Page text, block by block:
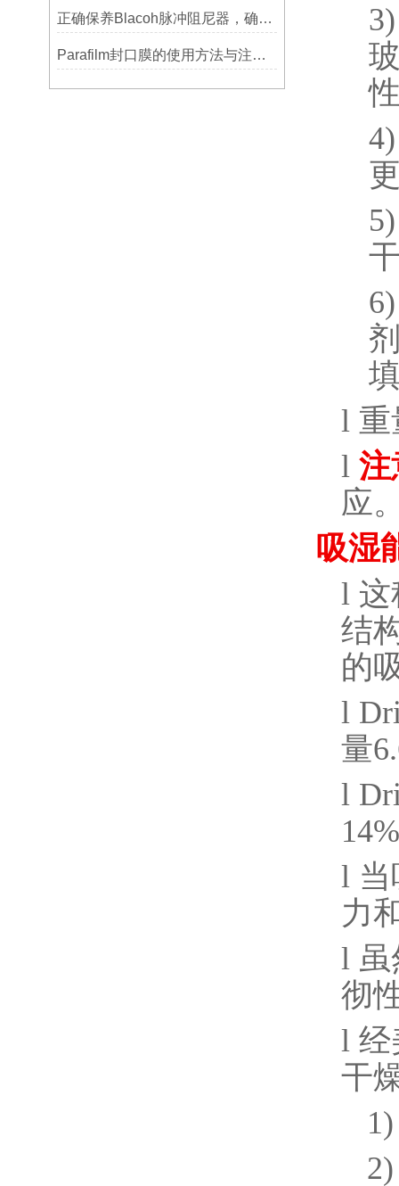
正确保养Blacoh脉冲阻尼器，确保长期稳定运行
Parafilm封口膜的使用方法与注意事项
3)
4)
5)
6)
l 重
l 注
应
吸湿
l 这
结
的
l
量
l
14%
l
力
l 虽
彻
l 经
干
1)
2)